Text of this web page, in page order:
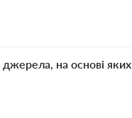
джерела, на основі яких